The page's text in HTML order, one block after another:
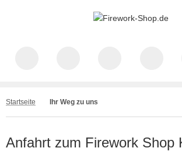
Startseite Ihr Weg zu uns
Anfahrt zum Firework Shop